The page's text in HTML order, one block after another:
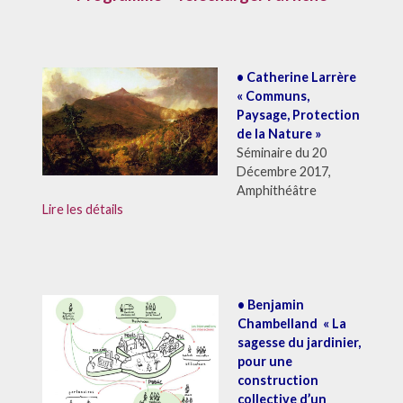
• Catherine Larrère
« Communs,
Paysage, Protection
de la Nature »
Séminaire du 20
Décembre 2017,
Amphithéâtre
Lire les détails
• Benjamin
Chambelland « La
sagesse du jardinier,
pour une
construction
collective d’un